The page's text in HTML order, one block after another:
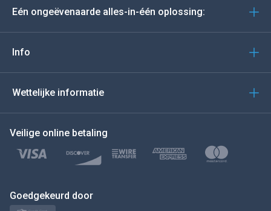
Türkçe
Polski
日本
Eén ongeëvenaarde alles-in-één oplossing:
Info
Wettelijke informatie
Veilige online betaling
Goedgekeurd door